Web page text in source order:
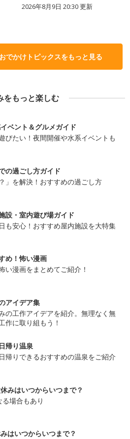
2026年8月9日 20:30更新
でかけトピックスをもっと見る
をもっと楽しむ
ベント＆グルメガイド
びたい！夜間開催や水系イベントも
の過ごし方ガイド
」を解決！おすすめの過ごし方
設・室内遊び場ガイド
も安心！おすすめ屋内施設を大特集
め！怖い漫画
い漫画をまとめてご紹介！
アイデア集
の工作アイデアを紹介。無理なく無
作に取り組もう！
帰り温泉
帰りできるおすすめの温泉をご紹介
みはいつからいつまで？
場合もあり
はいつからいつまで？